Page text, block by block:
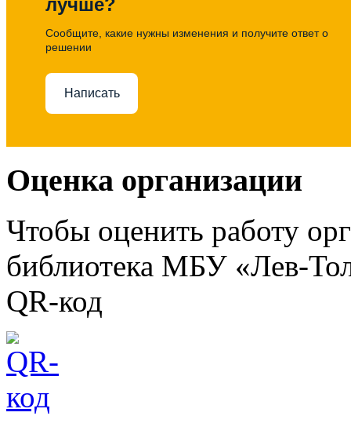
лучше?
Сообщите, какие нужны изменения и получите ответ о
решении
Написать
Оценка организации
Чтобы оценить работу
библиотека МБУ «Лев-
QR-код